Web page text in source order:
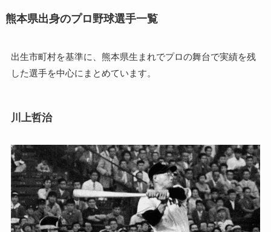
熊本県出身のプロ野球選手一覧
出生市町村を基準に、熊本県生まれでプロの舞台で実績を残
した選手を中心にまとめています。
川上哲治